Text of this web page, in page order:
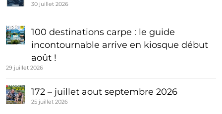
30 juillet 2026
100 destinations carpe : le guide
incontournable arrive en kiosque début
août !
29 juillet 2026
172 – juillet aout septembre 2026
25 juillet 2026